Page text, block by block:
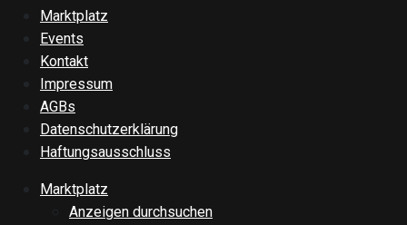
Marktplatz
Events
Kontakt
Impressum
AGBs
Datenschutzerklärung
Haftungsausschluss
Marktplatz
Anzeigen durchsuchen